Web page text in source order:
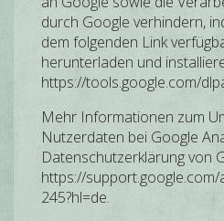
durch Google verhindern,
dem folgenden Link
herunterladen und
https://tools.google.com/
Mehr Informationen zum
Nutzerdaten bei Google
Datenschutzerklärung von
https://
245?hl=de.